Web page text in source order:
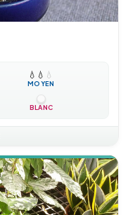
💧 💧 💧
MOYEN
BLANC